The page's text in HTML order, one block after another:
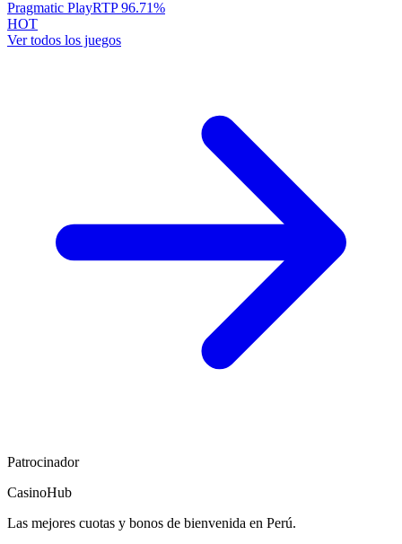
Pragmatic PlayRTP96.71%
HOT
Ver todos los juegos
Patrocinador
CasinoHub
Las mejores cuotas y bonos de bienvenida en Perú.